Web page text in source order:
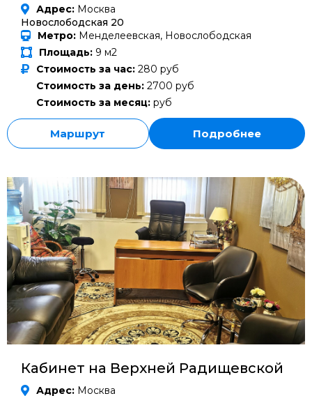
Адрес: Москва
Новослободская 20
Метро: Менделеевская, Новослободская
Площадь: 9 м2
Стоимость за час: 280 руб
Стоимость за день: 2700 руб
Стоимость за месяц: руб
Маршрут Подробнее
Кабинет на Верхней Радищевской
Адрес: Москва